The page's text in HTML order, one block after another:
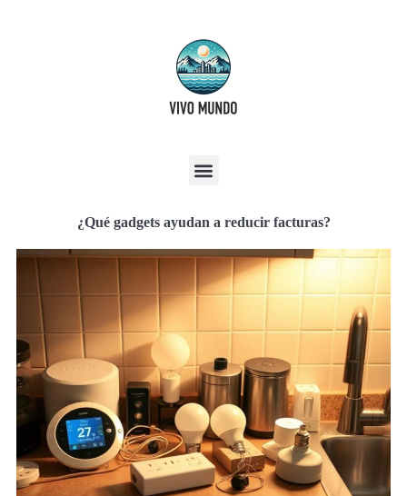
¿Qué gadgets ayudan a reducir facturas?